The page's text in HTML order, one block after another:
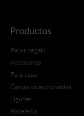
Productos
Packs regalo
Accesorios
Para casa
Cartas coleccionables
Figuras
Papelería